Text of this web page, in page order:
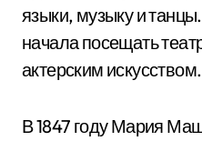
языки, музыку и
начала посещать
актерским искусством.
В 1847 году Мария